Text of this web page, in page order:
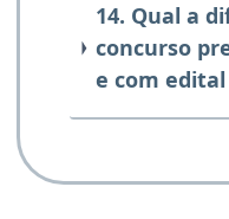
14. Qual a
concurso
e com